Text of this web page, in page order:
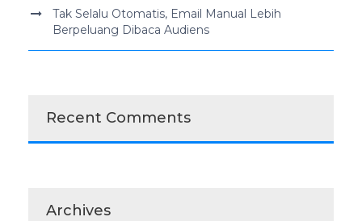
Tak Selalu Otomatis, Email Manual Lebih
Berpeluang Dibaca Audiens
Recent Comments
Archives